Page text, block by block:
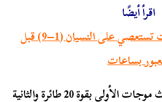
اقرأ أيضًا
حرب أكتوبر .. ذكريات تستعصي على النسيان (1–9) قبل
بساعات
تبين أنه تم الهجوم في ثلاث موجات الأولى بقوة 20 طائرة والثانية